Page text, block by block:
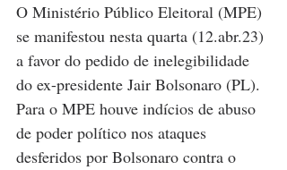
O Ministério Público Eleitoral (MPE)
se manifestou nesta quarta (12.abr.23)
a favor do pedido de inelegibilidade
do ex-presidente Jair Bolsonaro (PL).
Para o MPE houve indícios de abuso
de poder político nos ataques
desferidos por Bolsonaro contra o